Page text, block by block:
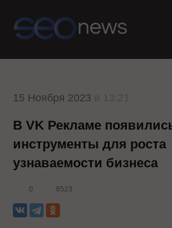
15 Ноября 2023
В VK Рекламе
инструменты для роста
узнаваемости бизнеса
0 8523